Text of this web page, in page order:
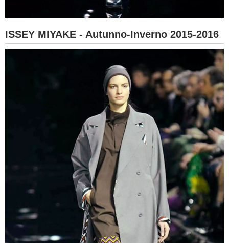
ISSEY MIYAKE - Autunno-Inverno 2015-2016